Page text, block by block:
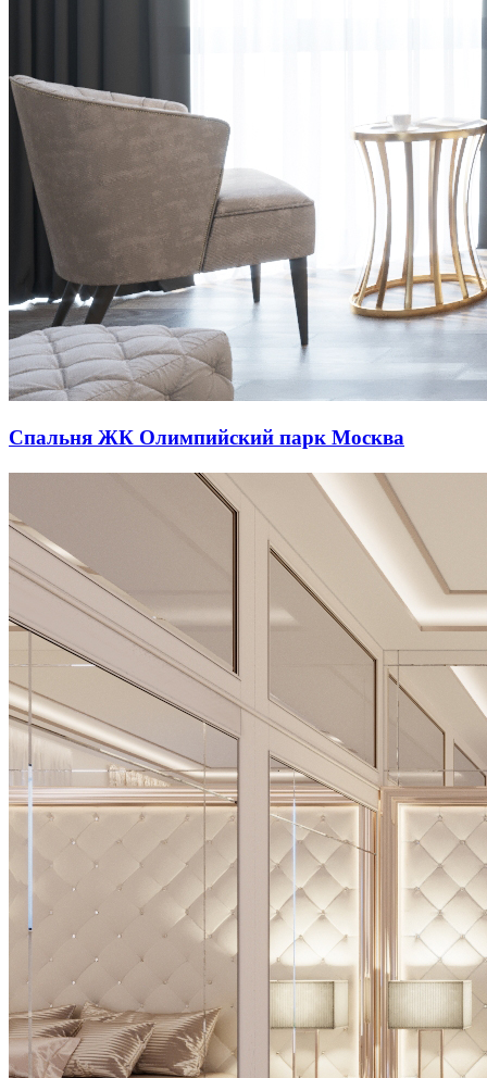
Спальня ЖК Олимпийский парк Москва